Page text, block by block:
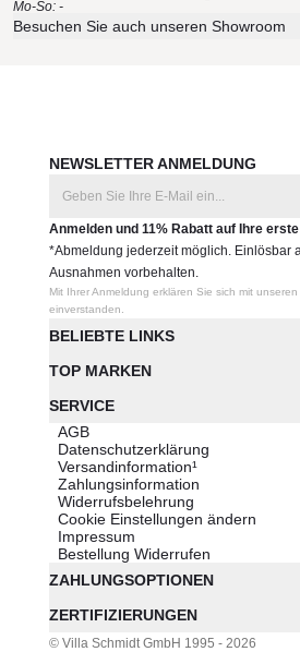
Mo-So: -
Besuchen Sie auch unseren Showroom
BELIEBTE LINKS
TOP MARKEN
SERVICE
AGB
Datenschutzerklärung
Versandinformation¹
Zahlungsinformation
Widerrufsbelehrung
Cookie Einstellungen ändern
Impressum
Bestellung Widerrufen
NEWSLETTER ANMELDUNG
Anmelden und 11% Rabatt auf Ihre
*Abmeldung jederzeit möglich. Einlösbar
Ausnahmen vorbehalten.
Mit Ihrer Anmeldung erklären Sie sich mit
einverstanden.
ZAHLUNGSOPTIONEN
ZERTIFIZIERUNGEN
© Villa Schmidt GmbH 1995 - 2026